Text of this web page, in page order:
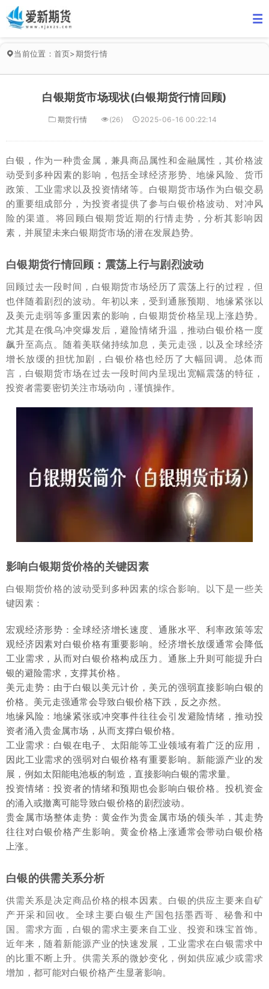
当前位置： 首页>期货行情
白银期货市场现状(白银期货行情回顾)
期货行情 (26) 2025-06-16 00:22:14
白银，作为一种贵金属，兼具商品属性和金融属性，其价格波
动受到多种因素的影响，包括全球经济形势、地缘风险、货币
政策、工业需求以及投资情绪等。白银期货市场作为白银交易
的重要组成部分，为投资者提供了参与白银价格波动、对冲风
险的渠道。将回顾白银期货近期的行情走势，分析其影响因
素，并展望未来白银期货市场的潜在发展趋势。
白银期货行情回顾：震荡上行与剧烈波动
回顾过去一段时间，白银期货市场经历了震荡上行的过程，但
也伴随着剧烈的波动。年初以来，受到通胀预期、地缘紧张以
及美元走弱等多重因素的影响，白银期货价格呈现上涨趋势。
尤其是在俄乌冲突爆发后，避险情绪升温，推动白银价格一度
飙升至高点。随着美联储持续加息，美元走强，以及全球经济
增长放缓的担忧加剧，白银价格也经历了大幅回调。总体而
言，白银期货市场在过去一段时间内呈现出宽幅震荡的特征，
投资者需要密切关注市场动向，谨慎操作。
影响白银期货价格的关键因素
白银期货价格的波动受到多种因素的综合影响。以下是一些关
键因素：
宏观经济形势：全球经济增长速度、通胀水平、利率政策等宏
观经济因素对白银价格有重要影响。经济增长放缓通常会降低
工业需求，从而对白银价格构成压力。通胀上升则可能提升白
银的避险需求，支撑其价格。
美元走势：由于白银以美元计价，美元的强弱直接影响白银的
价格。美元走强通常会导致白银价格下跌，反之亦然。
地缘风险：地缘紧张或冲突事件往往会引发避险情绪，推动投
资者涌入贵金属市场，从而支撑白银价格。
工业需求：白银在电子、太阳能等工业领域有着广泛的应用，
因此工业需求的强弱对白银价格有重要影响。新能源产业的发
展，例如太阳能电池板的制造，直接影响白银的需求量。
投资情绪：投资者的情绪和预期也会影响白银价格。投机资金
的涌入或撤离可能导致白银价格的剧烈波动。
贵金属市场整体走势：黄金作为贵金属市场的领头羊，其走势
往往对白银价格产生影响。黄金价格上涨通常会带动白银价格
上涨。
白银的供需关系分析
供需关系是决定商品价格的根本因素。白银的供应主要来自矿
产开采和回收。全球主要白银生产国包括墨西哥、秘鲁和中
国。需求方面，白银的需求主要来自工业、投资和珠宝首饰。
近年来，随着新能源产业的快速发展，工业需求在白银需求中
的比重不断上升。供需关系的微妙变化，例如供应减少或需求
增加，都可能对白银价格产生显著影响。